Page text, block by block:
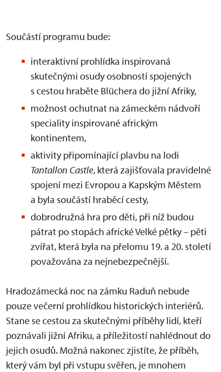
Součástí programu bude:
interaktivní prohlídka inspirovaná
skutečnými osudy osobností spojených
s cestou hraběte Blüchera do jižní Afriky,
možnost ochutnat na zámeckém nádvoří
speciality inspirované africkým
kontinentem,
aktivity připomínající plavbu na lodi
Tantallon Castle, která zajišťovala pravidelné
spojení mezi Evropou a Kapským Městem
a byla součástí hraběcí cesty,
dobrodružná hra pro děti, při níž budou
pátrat po stopách africké Velké pětky – pěti
zvířat, která byla na přelomu 19. a 20. století
považována za nejnebezpečnější.
Hradozámecká noc na zámku Raduň nebude
pouze večerní prohlídkou historických interiérů.
Stane se cestou za skutečnými příběhy lidí, kteří
poznávali jižní Afriku, a příležitostí nahlédnout do
jejich osudů. Možná nakonec zjistíte, že příběh,
který vám byl při vstupu svěřen, je mnohem